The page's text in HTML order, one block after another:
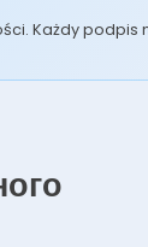
Każdy podpis